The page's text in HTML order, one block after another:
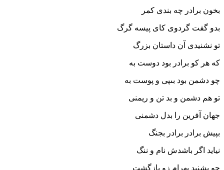
بخون برادر چه بندى کمر
بدو گفت گردوى کاى پیسه گرگ
تو نشنیدى آن داستان بزرگ‏
که هر کو برادر بود دوست به
چو دشمن بود بى‏پى و پوست به‏
تو هم دشمن و بد تن و ریمنى
جهان آفرین را بدل دشمنى‏
بپیش برادر برادر بجنگ
نیاید اگر باشدش نام و ننگ‏
چو بشنید بهرام زو بازگشت